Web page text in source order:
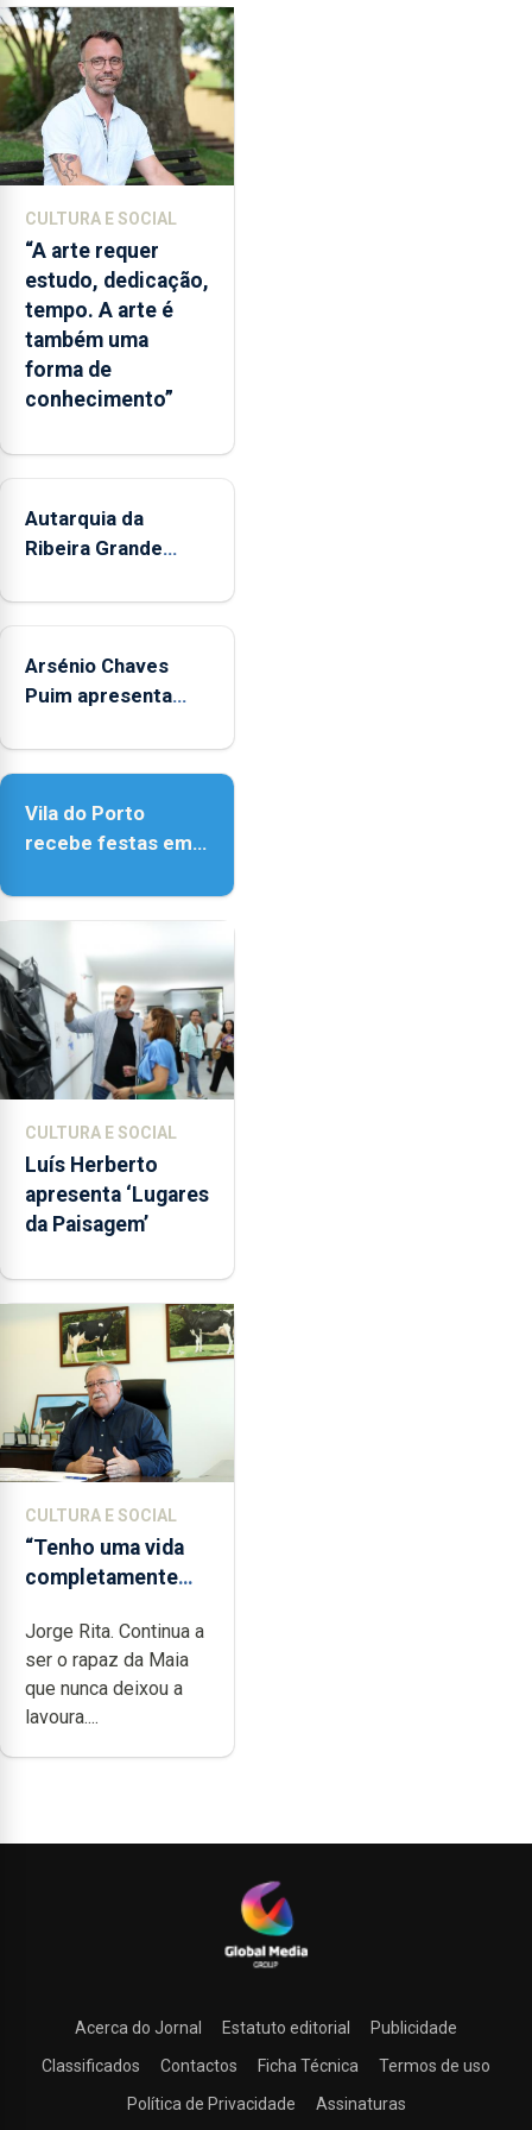
para
os
bombeiros
dos
Açores
com
responsabilidades
partilhadas
entre
o
Governo
Regional
e
municípios.
CULTURA E SOCIAL
“A arte requer
estudo, dedicação,
tempo. A arte é
também uma
forma de
conhecimento”
Autarquia da
Ribeira Grande
"Museus no Verão"
Arsénio Chaves
Puim apresenta
de Vila do Porto
Vila do Porto
recebe festas em
Senhora da
CULTURA E SOCIAL
Luís Herberto
apresenta ‘Lugares
da Paisagem’
CULTURA E SOCIAL
“Tenho uma vida
completamente
dedicação, gosto e
muita paixão”
Jorge Rita. Continua a
ser o rapaz da Maia
que nunca deixou a
lavoura....
Acerca do Jornal Estatuto editorial
Publicidade
Classificados
Contactos Ficha Técnica
Termos de uso
Política de Privacidade
Assinaturas